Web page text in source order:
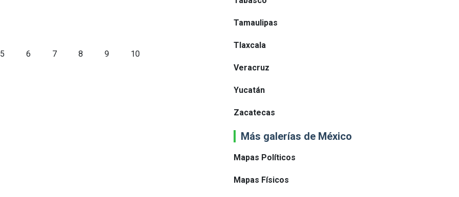
5 6 7 8 9 10
Tamaulipas
Tlaxcala
Veracruz
Yucatán
Zacatecas
Más galerías de México
Mapas Políticos
Mapas Físicos